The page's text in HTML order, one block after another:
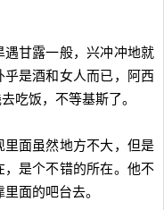
甘露一般，兴冲冲地就
是酒和女人而已，阿西
吃饭，不等基斯了。
面虽然地方不大，但是
是个不错的所在。他不
面的吧台去。